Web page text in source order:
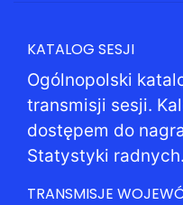
KATALOG SESJI
Ogólnopolski
transmisji sesji.
dostępem do
Statystyki radnych.
TRANSMISJE